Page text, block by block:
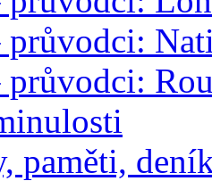
průvodci:
průvodci:
paměti,